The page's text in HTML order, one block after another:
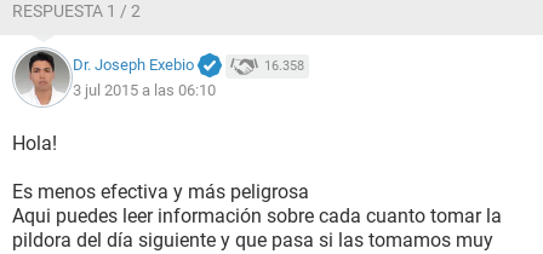
RESPUESTA 1 / 2
Dr. Joseph Exebio 16.358
3 jul 2015 a las 06:10
Hola!
Es menos efectiva y más peligrosa
Aqui puedes leer información sobre cada cuanto tomar la
pildora del día siguiente y que pasa si las tomamos muy